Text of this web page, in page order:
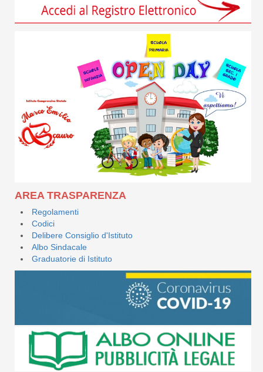
AREA TRASPARENZA
Regolamenti
Codici
Delibere Consiglio d'Istituto
Albo Sindacale
Graduatorie di Istituto